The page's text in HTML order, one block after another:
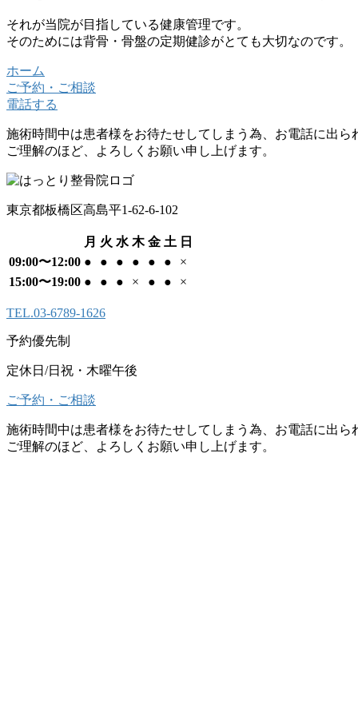
それが当院が目指している健康管理です。
そのためには背骨・骨盤の定期健診がとても大切なのです。
ホーム
ご予約・ご相談
電話する
施術時間中は患者様をお待たせしてしまう為、お電話に出ら
ご理解のほど、よろしくお願い申し上げます。
東京都板橋区高島平1-62-6-102
月 火 水 木 金 土 日
09:00〜12:00 ● ● ● ● ● ●
×
15:00〜19:00 ● ● ● × ● ● ×
TEL.03-6789-1626
予約優先制
定休日/日祝・木曜午後
ご予約・ご相談
施術時間中は患者様をお待たせしてしまう為、お電話に出ら
ご理解のほど、よろしくお願い申し上げます。